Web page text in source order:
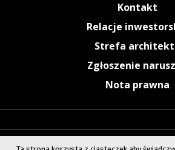
Kontakt
Relacje
Strefa
Zgłoszenie
Nota prawna